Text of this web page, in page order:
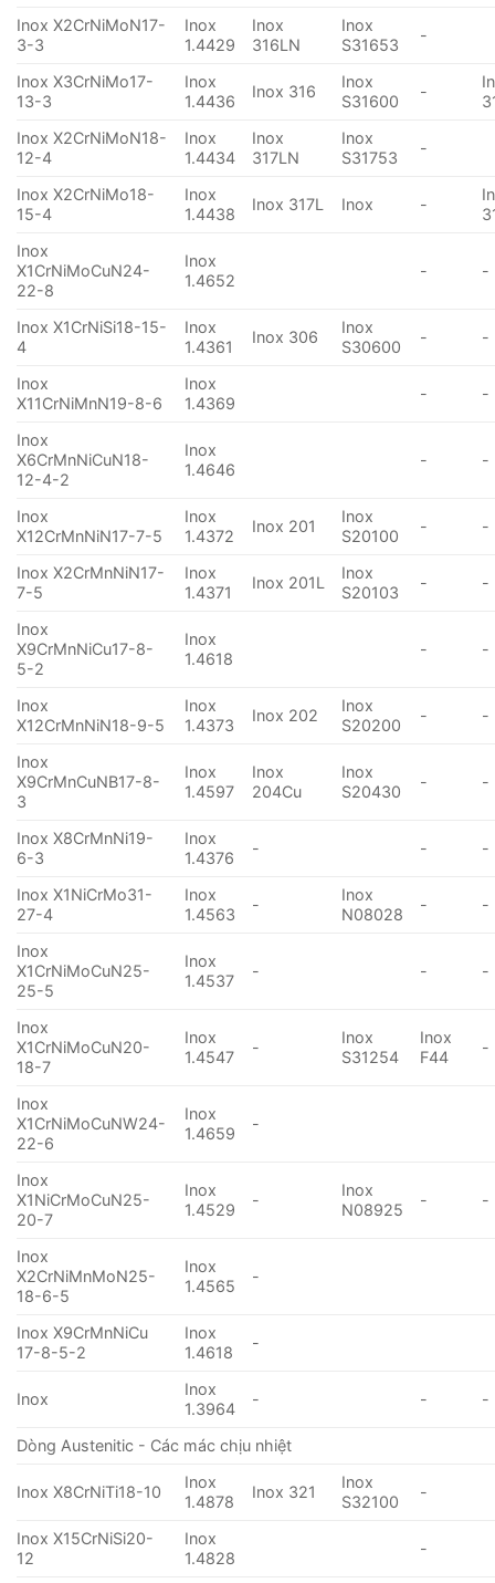
Inox X2CrNiMoN17-
3-3
Inox
1.4429
Inox
316LN
Inox
S31653
-
Inox X3CrNiMo17-
13-3
Inox
1.4436
Inox 316
Inox
S31600
-
Inox X2CrNiMoN18-
12-4
Inox
1.4434
Inox
317LN
Inox
S31753
-
Inox X2CrNiMo18-
15-4
Inox
1.4438
Inox 317L Inox -
Inox
X1CrNiMoCuN24-
22-8
Inox
1.4652
- -
Inox X1CrNiSi18-15-
4
Inox
1.4361
Inox 306
Inox
S30600
- -
Inox
X11CrNiMnN19-8-6
Inox
1.4369
- -
Inox
X6CrMnNiCuN18-
12-4-2
Inox
1.4646
- -
Inox
X12CrMnNiN17-7-5
Inox
1.4372
Inox 201
Inox
S20100
- -
Inox X2CrMnNiN17-
7-5
Inox
1.4371
Inox 201L
Inox
S20103
- -
Inox
X9CrMnNiCu17-8-
5-2
Inox
1.4618
- -
Inox
X12CrMnNiN18-9-5
Inox
1.4373
Inox 202
Inox
S20200
- -
Inox
X9CrMnCuNB17-8-
3
Inox
1.4597
Inox
204Cu
Inox
S20430
- -
Inox X8CrMnNi19-
6-3
Inox
1.4376
- - -
Inox X1NiCrMo31-
27-4
Inox
1.4563
-
Inox
N08028
- -
Inox
X1CrNiMoCuN25-
25-5
Inox
1.4537
- - -
Inox
X1CrNiMoCuN20-
18-7
Inox
1.4547
-
Inox
S31254
Inox
F44
-
Inox
X1CrNiMoCuNW24-
22-6
Inox
1.4659
-
Inox
X1NiCrMoCuN25-
20-7
Inox
1.4529
-
Inox
N08925
- -
Inox
X2CrNiMnMoN25-
18-6-5
Inox
1.4565
-
Inox X9CrMnNiCu
17-8-5-2
Inox
1.4618
-
Inox
Inox
1.3964
- - -
Dòng Austenitic - Các mác chịu nhiệt
Inox X8CrNiTi18-10
Inox
1.4878
Inox 321
Inox
S32100
-
Inox X15CrNiSi20-
12
Inox
1.4828
-